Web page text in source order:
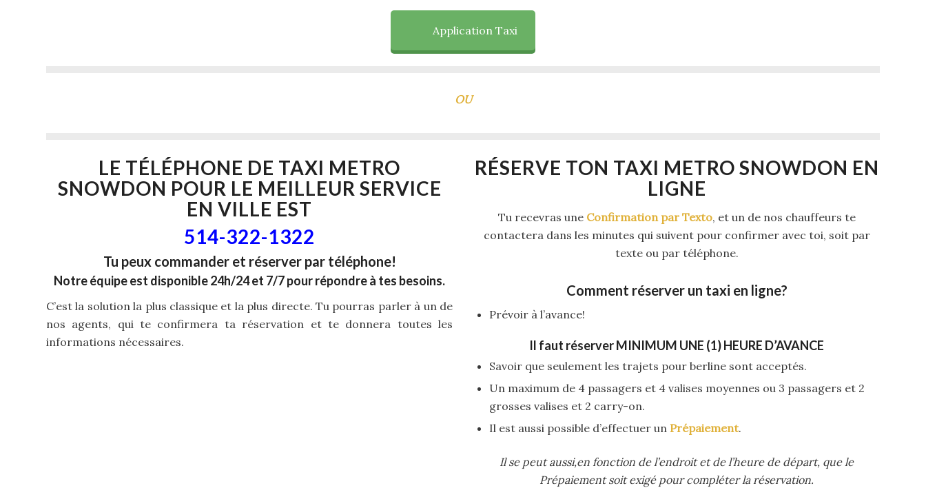
Application Taxi
OU
LE TÉLÉPHONE DE TAXI METRO
SNOWDON POUR LE MEILLEUR SERVICE
EN VILLE EST
514-322-1322
Tu peux commander et réserver par téléphone!
Notre équipe est disponible 24h/24 et 7/7 pour répondre à tes besoins.
C’est la solution la plus classique et la plus directe. Tu pourras parler à un de
nos agents, qui te confirmera ta réservation et te donnera toutes les
informations nécessaires.
RÉSERVE TON TAXI METRO SNOWDON EN
LIGNE
Tu recevras une Confirmation par Texto, et un de nos chauffeurs te
contactera dans les minutes qui suivent pour confirmer avec toi, soit par
texte ou par téléphone.
Comment réserver un taxi en ligne?
Prévoir à l’avance!
Il faut réserverMINIMUM UNE (1) HEURE D’AVANCE
Savoir que seulement les trajets pour berline sont acceptés.
Un maximum de 4 passagers et 4 valises moyennes ou 3 passagers et 2
grosses valises et 2 carry-on.
Il est aussi possible d’effectuer un Prépaiement.
Il se peut aussi,en fonction de l’endroit et de l’heure de départ, que le
Prépaiement soit exigé pour compléter la réservation.